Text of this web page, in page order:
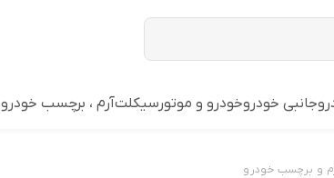
جانبی خودروخودرو و موتورسیکلتآرم ، برچسب خودرو
و برچسب خودرو